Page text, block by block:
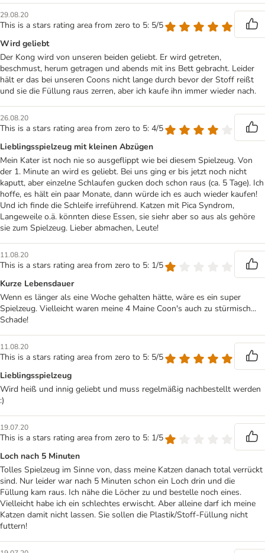
29.08.20
This is a stars rating area from zero to 5: 5/5
Wird geliebt
Der Kong wird von unseren beiden geliebt. Er wird getreten,
beschmust, herum getragen und abends mit ins Bett gebracht. Leider
hält er das bei unseren Coons nicht lange durch bevor der Stoff reißt
und sie die Füllung raus zerren, aber ich kaufe ihn immer wieder nach.
26.08.20
This is a stars rating area from zero to 5: 4/5
Lieblingsspielzeug mit kleinen Abzügen
Mein Kater ist noch nie so ausgeflippt wie bei diesem Spielzeug. Von
der 1. Minute an wird es geliebt. Bei uns ging er bis jetzt noch nicht
kaputt, aber einzelne Schlaufen gucken doch schon raus (ca. 5 Tage). Ich
hoffe, es hält ein paar Monate, dann würde ich es auch wieder kaufen!
Und ich finde die Schleife irreführend. Katzen mit Pica Syndrom,
Langeweile o.ä. könnten diese Essen, sie siehr aber so aus als gehöre
sie zum Spielzeug. Lieber abmachen, Leute!
11.08.20
This is a stars rating area from zero to 5: 1/5
Kurze Lebensdauer
Wenn es länger als eine Woche gehalten hätte, wäre es ein super
Spielzeug. Vielleicht waren meine 4 Maine Coon's auch zu stürmisch...
Schade!
11.08.20
This is a stars rating area from zero to 5: 5/5
Lieblingsspielzeug
Wird heiß und innig geliebt und muss regelmäßig nachbestellt werden
:)
19.07.20
This is a stars rating area from zero to 5: 1/5
Loch nach 5 Minuten
Tolles Spielzeug im Sinne von, dass meine Katzen danach total verrückt
sind. Nur leider war nach 5 Minuten schon ein Loch drin und die
Füllung kam raus. Ich nähe die Löcher zu und bestelle noch eines.
Vielleicht habe ich ein schlechtes erwischt. Aber alleine darf ich meine
Katzen damit nicht lassen. Sie sollen die Plastik/Stoff-Füllung nicht
futtern!